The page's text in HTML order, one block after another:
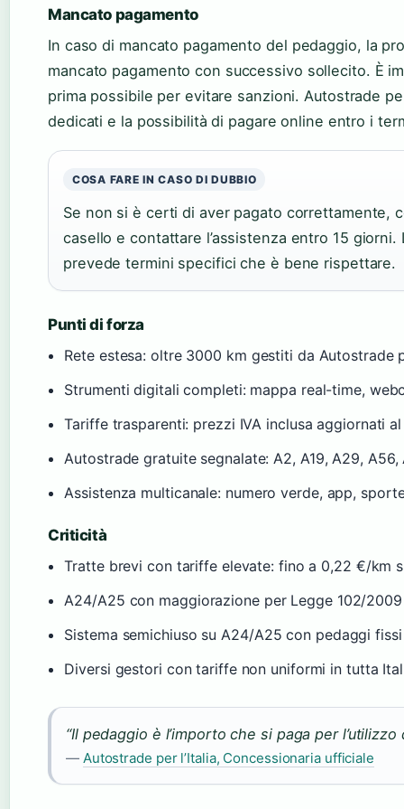
Mancato pagamento
In caso di mancato pagamento del pedaggio, la
mancato pagamento con successivo sollecito. È
prima possibile per evitare sanzioni. Autostrade
dedicati e la possibilità di pagare online entro i
COSA FARE IN CASO DI DUBBIO
Se non si è certi di aver pagato correttamente,
casello e contattare l’assistenza entro 15
prevede termini specifici che è bene rispettare.
Punti di forza
Rete estesa: oltre 3000 km gestiti da Autostrade
Strumenti digitali completi: mappa real-time,
Tariffe trasparenti: prezzi IVA inclusa aggiornati
Autostrade gratuite segnalate: A2, A19, A29, A56,
Assistenza multicanale: numero verde, app,
Criticità
Tratte brevi con tariffe elevate: fino a 0,22 €/km
A24/A25 con maggiorazione per Legge 102/2009
Sistema semichiuso su A24/A25 con pedaggi
Diversi gestori con tariffe non uniformi in tutta
“Il pedaggio è l’importo che si paga per l’utilizzo
— Autostrade per l’Italia, Concessionaria ufficiale